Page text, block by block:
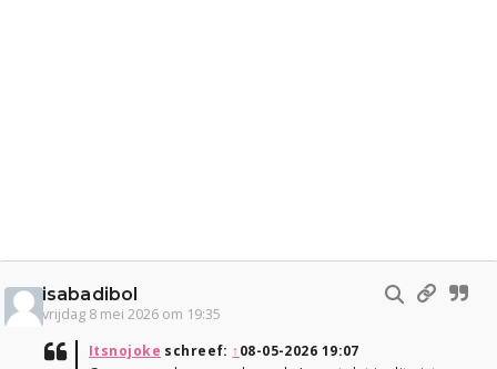
isabadibol
vrijdag 8 mei 2026 om 19:35
Itsnojoke schreef: ↑08-05-2026 19:07